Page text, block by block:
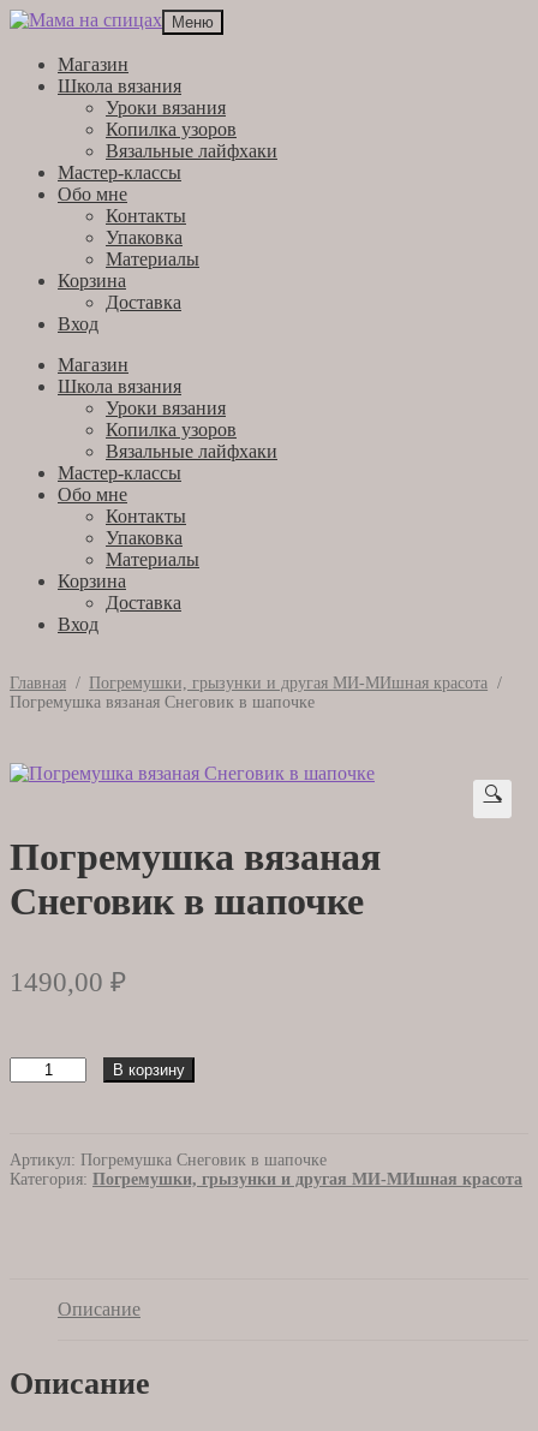
Перейти
навигации
Перейти
содержимому
Меню
Магазин
Школа вязания
Уроки вязания
Копилка узоров
Вязальные лайфхаки
Мастер-классы
Обо мне
Контакты
Упаковка
Материалы
Корзина
Доставка
Вход
Магазин
Школа вязания
Уроки вязания
Копилка узоров
Вязальные лайфхаки
Мастер-классы
Обо мне
Контакты
Упаковка
Материалы
Корзина
Доставка
Вход
Главная / Погремушки, грызунки и другая МИ-МИшная красота /
Погремушка вязаная Снеговик в шапочке
🔍
Погремушка вязаная
Снеговик в шапочке
1490,00 ₽
Количество
товара
Снеговик
в
В корзину
Артикул: Погремушка Снеговик в шапочке
Категория: Погремушки, грызунки и другая МИ-МИшная красота
Описание
Описание